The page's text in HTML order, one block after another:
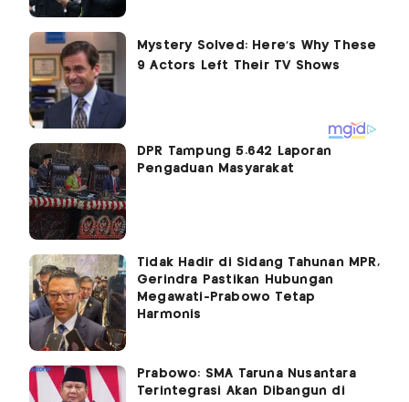
DPR Tampung 5.642 Laporan
Pengaduan Masyarakat
Tidak Hadir di Sidang Tahunan MPR,
Gerindra Pastikan Hubungan
Megawati-Prabowo Tetap
Harmonis
Prabowo: SMA Taruna Nusantara
Terintegrasi Akan Dibangun di